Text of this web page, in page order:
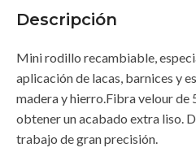
Descripción
Mini rodillo recambiable,
aplicación de lacas, barnices y
madera y hierro.Fibra velour de
obtener un acabado extra liso.
trabajo de gran precisión.